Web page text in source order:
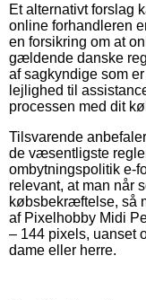
Et alternativt forslag
online forhandleren
en forsikring om at
gældende danske
af sagkyndige som
lejlighed til
processen med dit
Tilsvarende
de væsentligste
ombytningspolitik e-
relevant, at man når
købsbekræftelse, så
af Pixelhobby Midi
– 144 pixels, uanset
dame eller herre.